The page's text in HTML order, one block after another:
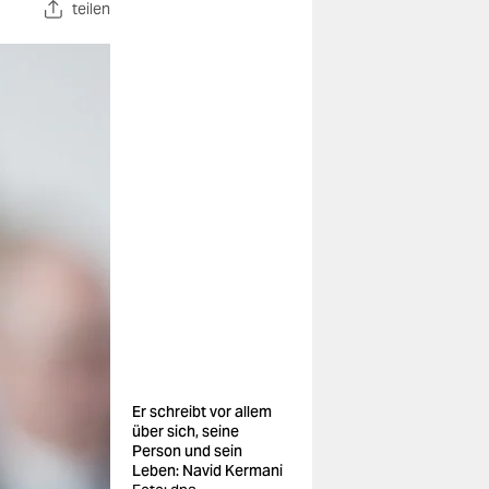
teilen
Er schreibt vor allem
über sich, seine
Person und sein
Leben: Navid Kermani